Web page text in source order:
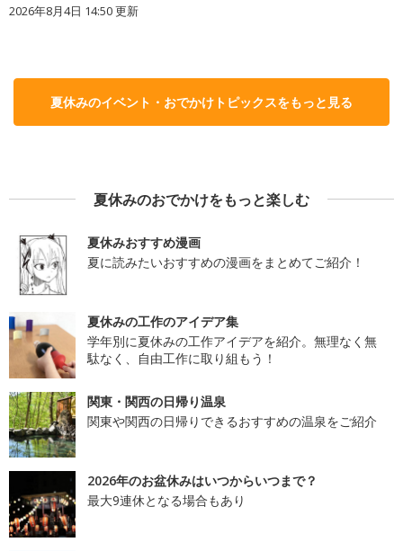
2026年8月4日 14:50更新
夏休みのイベント・おでかけトピックスをもっと見る
夏休みのおでかけをもっと楽しむ
夏休みおすすめ漫画
夏に読みたいおすすめの漫画をまとめてご紹介！
夏休みの工作のアイデア集
学年別に夏休みの工作アイデアを紹介。無理なく無
駄なく、自由工作に取り組もう！
関東・関西の日帰り温泉
関東や関西の日帰りできるおすすめの温泉をご紹介
2026年のお盆休みはいつからいつまで？
最大9連休となる場合もあり